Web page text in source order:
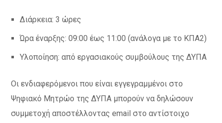
Διάρκεια: 3 ώρες
Ώρα έναρξης: 09:00 έως 11:00 (ανάλογα με το ΚΠΑ2)
Υλοποίηση: από εργασιακούς συμβούλους της ΔΥΠΑ
Οι ενδιαφερόμενοι που είναι εγγεγραμμένοι στο
Ψηφιακό Μητρώο της ΔΥΠΑ μπορούν να δηλώσουν
συμμετοχή αποστέλλοντας email στο αντίστοιχο